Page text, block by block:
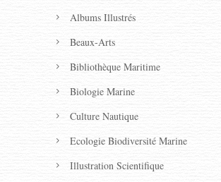
Albums Illustrés
Beaux-Arts
Bibliothèque Maritime
Biologie Marine
Culture Nautique
Ecologie Biodiversité Marine
Illustration Scientifique